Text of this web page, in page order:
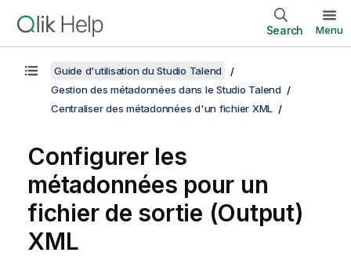
Search Menu
Guide d'utilisation du Studio Talend
Gestion des métadonnées dans le Studio Talend
Centraliser des métadonnées d'un fichier XML
Configurer les
métadonnées pour un
fichier de sortie (Output)
XML